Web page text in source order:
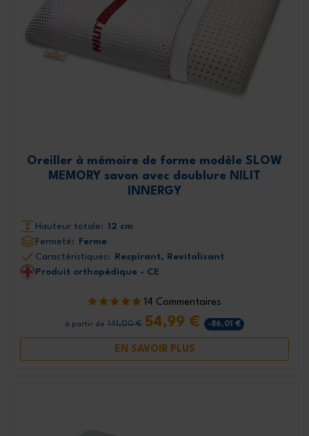
Oreiller à mémoire de forme modèle SLOW
MEMORY savon avec doublure NILIT
INNERGY
Hauteur totale: 12 cm
Fermeté:
Ferme
Caractéristiques:
Respirant, Revitalisant
Produit orthopédique - CE
14 Commentaires
à partir de 141,00 € 54,99 € -86,01 €
EN SAVOIR PLUS